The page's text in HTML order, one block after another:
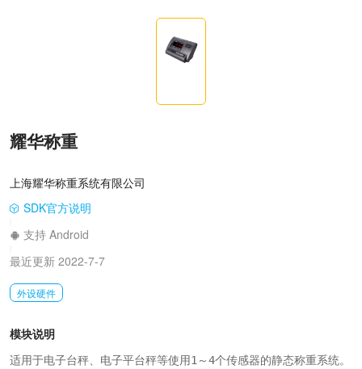
耀华称重
上海耀华称重系统有限公司
SDK官方说明
支持 Android
最近更新 2022-7-7
外设硬件
模块说明
适用于电子台秤、电子平台秤等使用1～4个传感器的静态称重系统。